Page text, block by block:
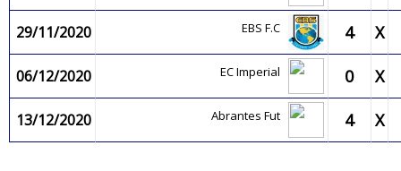
29/11/2020 EBS F.C 4 X
06/12/2020 EC Imperial 0 X
13/12/2020 Abrantes Fut 4 X